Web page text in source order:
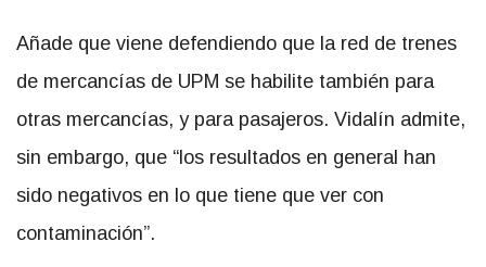
Añade que viene defendiendo que la red de trenes
de mercancías de UPM se habilite también para
otras mercancías, y para pasajeros. Vidalín admite,
sin embargo, que “los resultados en general han
sido negativos en lo que tiene que ver con
contaminación”.